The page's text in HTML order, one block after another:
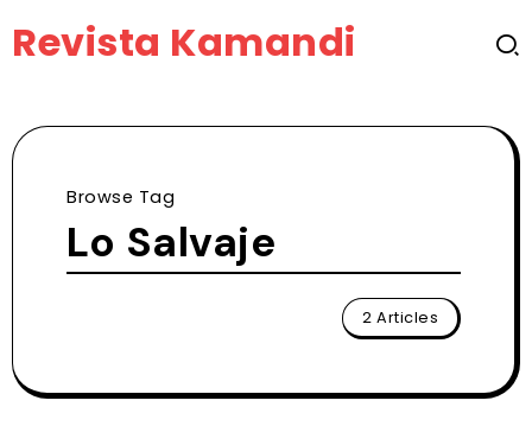
Revista Kamandi
Browse Tag
Lo Salvaje
2 Articles